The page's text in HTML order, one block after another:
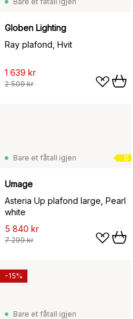
Globen Lighting
Ray plafond, Hvit
1 639 kr
2 509 kr
D
Bare et fåtall igjen
Umage
Asteria Up plafond large, Pearl
white
5 840 kr
7 299 kr
Bare et fåtall igjen
-15%